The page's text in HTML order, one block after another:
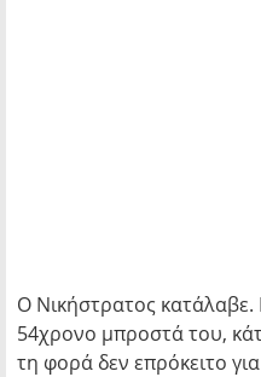
Ο Νικήστρατος κατάλαβε.
54χρονο μπροστά του,
τη φορά δεν επρόκειτο